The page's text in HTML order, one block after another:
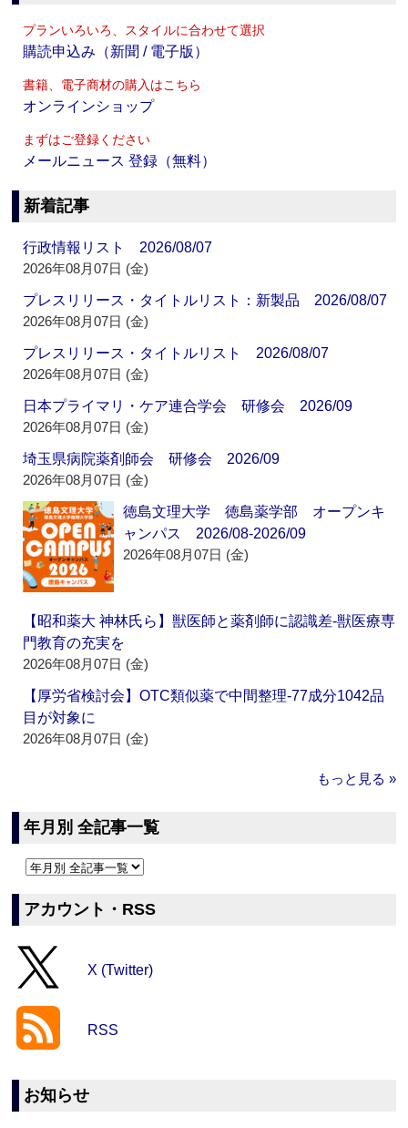
プランいろいろ、スタイルに合わせて選択
購読申込み（新聞 / 電子版）
書籍、電子商材の購入はこちら
オンラインショップ
まずはご登録ください
メールニュース 登録（無料）
新着記事
行政情報リスト 2026/08/07
2026年08月07日 (金)
プレスリリース・タイトルリスト：新製品 2026/08/07
2026年08月07日 (金)
プレスリリース・タイトルリスト 2026/08/07
2026年08月07日 (金)
日本プライマリ・ケア連合学会 研修会 2026/09
2026年08月07日 (金)
埼玉県病院薬剤師会 研修会 2026/09
2026年08月07日 (金)
徳島文理大学 徳島薬学部 オープンキ
ャンパス 2026/08-2026/09
2026年08月07日 (金)
【昭和薬大 神林氏ら】獣医師と薬剤師に認識差‐獣医療専
門教育の充実を
2026年08月07日 (金)
【厚労省検討会】OTC類似薬で中間整理‐77成分1042品
目が対象に
2026年08月07日 (金)
もっと見る »
年月別 全記事一覧
アカウント・RSS
X (Twitter)
RSS
お知らせ